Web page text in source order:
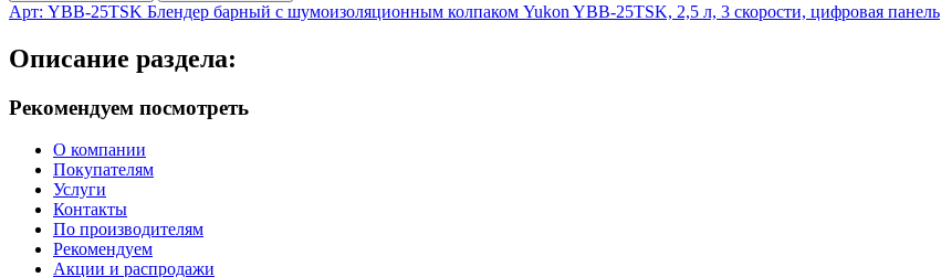
Арт: YBB-25TSK Блендер барный с шумоизоляционным колпаком Yukon YBB-25TSK, 2,5 л, 3 скорости, цифровая панель
Описание раздела:
Рекомендуем посмотреть
О компании
Покупателям
Услуги
Контакты
По производителям
Рекомендуем
Акции и распродажи